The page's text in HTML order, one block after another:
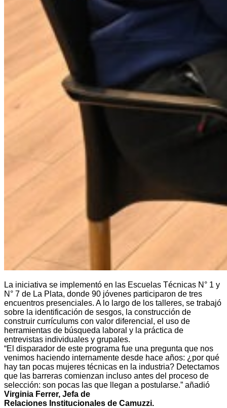
La iniciativa se implementó en las Escuelas Técnicas N° 1 y
N° 7 de La Plata, donde 90 jóvenes participaron de tres
encuentros presenciales. A lo largo de los talleres, se trabajó
sobre la identificación de sesgos, la construcción de
construir currículums con valor diferencial, el uso de
herramientas de búsqueda laboral y la práctica de
entrevistas individuales y grupales.
“El disparador de este programa fue una pregunta que nos
venimos haciendo internamente desde hace años: ¿por qué
hay tan pocas mujeres técnicas en la industria? Detectamos
que las barreras comienzan incluso antes del proceso de
selección: son pocas las que llegan a postularse.” añadió
Virginia Ferrer, Jefa de
Relaciones Institucionales de Camuzzi.